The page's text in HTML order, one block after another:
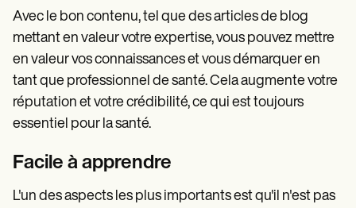
Avec le bon contenu, tel que des articles de blog
mettant en valeur votre expertise, vous pouvez mettre
en valeur vos connaissances et vous démarquer en
tant que professionnel de santé. Cela augmente votre
réputation et votre crédibilité, ce qui est toujours
essentiel pour la santé.
Facile à apprendre
L'un des aspects les plus importants est qu'il n'est pas